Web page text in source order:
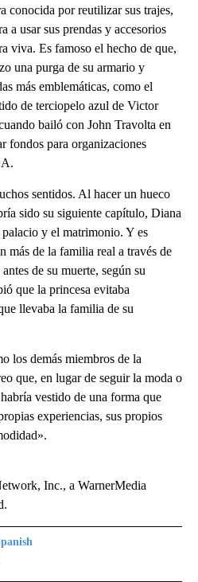
conocida por reutilizar sus trajes,
a usar sus prendas y accesorios
viva. Es famoso el hecho de que,
una purga de su armario y
más emblemáticas, como el
de terciopelo azul de Victor
bailó con John Travolta en
fondos para organizaciones
sentidos. Al hacer un hueco
sido su siguiente capítulo, Diana
y el matrimonio. Y es
más de la familia real a través de
de su muerte, según su
que la princesa evitaba
llevaba la familia de su
los demás miembros de la
que, en lugar de seguir la moda o
vestido de una forma que
experiencias, sus propios
Inc., a WarnerMedia
TO RECEIVE NOTIFICATIONS ABOUT